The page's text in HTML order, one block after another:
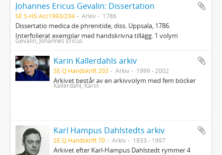
Johannes Ericus Gevalin: Dissertation
SE S-HS Acc1993/234 Arkiv 1786
Dissertatio medica de phrenitide, diss. Uppsala, 1786.
Interfolierat exemplar med handskrivna tillägg. 1 volym
Gevalin, Johannes Ericus
Karin Kallerdahls arkiv
SE Q Handskrift 203 Arkiv 1999 - 2002
Arkivet består av en arkivvolym med fem böcker
Kallerdahl, Karin
Karl Hampus Dahlstedts arkiv
SE Q Handskrift 70 Arkiv 1933 - 1997
Arkivet efter Karl-Hampus Dahlstedt rymmer 4